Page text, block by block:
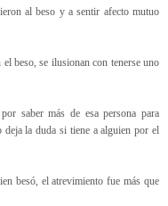
al beso y a sentir afecto mutuo
beso, se ilusionan con tenerse uno
saber más de esa persona para
deja la duda si tiene a alguien por el
besó, el atrevimiento fue más que